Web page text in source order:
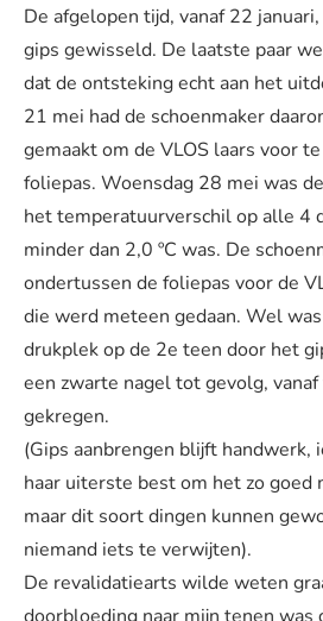
De afgelopen tijd, vanaf 22
gips gewisseld. De laatste paar
dat de ontsteking echt aan het
21 mei had de schoenmaker
gemaakt om de VLOS laars voor
foliepas. Woensdag 28 mei was
het temperatuurverschil op alle 4
minder dan 2,0 ºC was. De
ondertussen de foliepas voor de
die werd meteen gedaan. Wel
drukplek op de 2e teen door het
een zwarte nagel tot gevolg,
gekregen.
(Gips aanbrengen blijft handwerk,
haar uiterste best om het zo goed
maar dit soort dingen kunnen
niemand iets te verwijten).
De revalidatiearts wilde weten